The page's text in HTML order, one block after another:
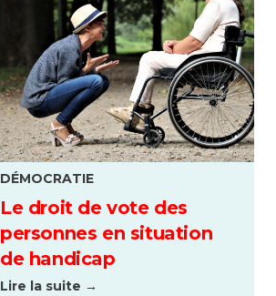
DÉMOCRATIE
Le droit de vote des
personnes en situation
de handicap
Lire la suite →